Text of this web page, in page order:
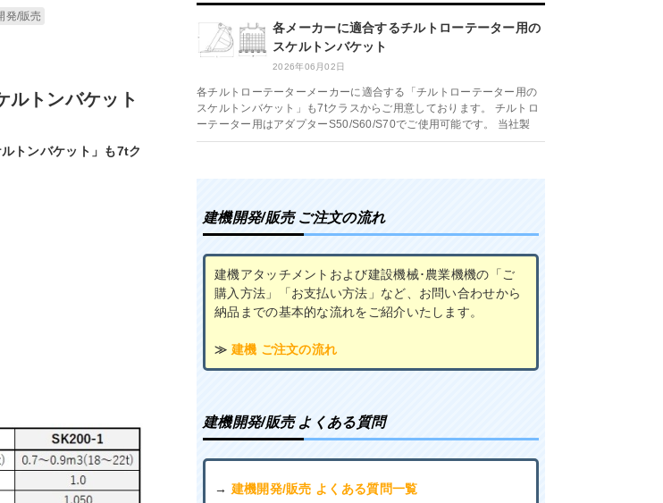
発/販売
ルトンバケット
トンバケット」も7tク
各メーカーに適合するチルトローテーター用の
スケルトンバケット
2026年06月02日
各チルトローテーターメーカーに適合する「チルトローテーター用の
スケルトンバケット」も7tクラスからご用意しております。 チルトロ
ーテーター用はアダプターS50/S60/S70でご使用可能です。 当社製
建機開発/販売 ご注文の流れ
建機アタッチメントおよび建設機械･農業機機の「ご
購入方法」「お支払い方法」など、お問い合わせから
納品までの基本的な流れをご紹介いたします。
≫ 建機 ご注文の流れ
建機開発/販売 よくある質問
→ 建機開発/販売 よくある質問一覧